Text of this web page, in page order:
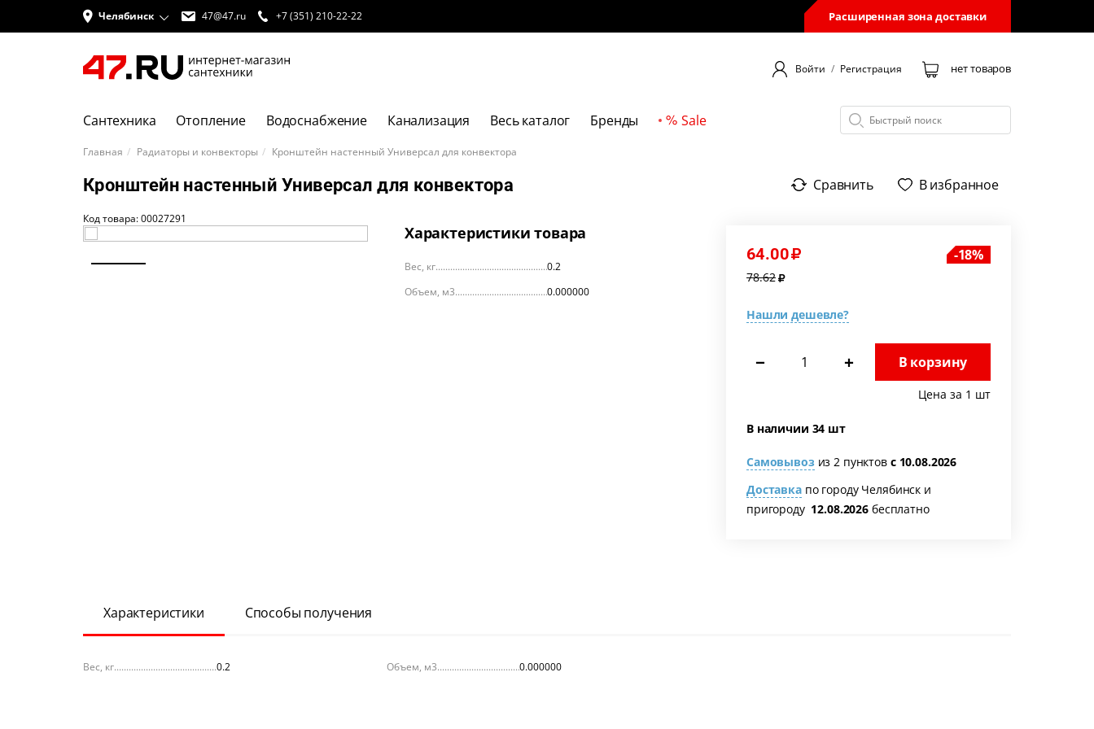
Челябинск 47@47.ru +7 (351) 210-22-22 Расширенная зона доставки
Войти / Регистрация нет товаров
Сантехника Отопление Водоснабжение Канализация Весь каталог Бренды Sale
Главная Радиаторы и конвекторы Кронштейн настенный Универсал для конвектора
Кронштейн настенный Универсал для конвектора Сравнить В избранное
Код товара: 00027291
Характеристики товара
Вес, кг
0.2
Объем, м3
0.000000
64.00
78.62
18
Нашли дешевле?
− + В корзину
Цена за 1 шт
В наличии 34 шт
Самовывоз из 2 пунктов с 10.08.2026
Доставкапо городу Челябинск и
пригороду 12.08.2026 бесплатно
Характеристики Способы получения
Вес, кг 0.2 Объем, м3 0.000000